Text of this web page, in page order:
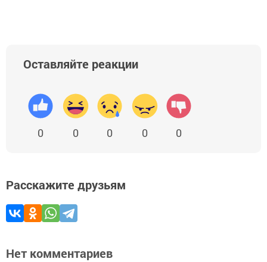
Оставляйте реакции
0 0 0 0 0
Расскажите друзьям
Нет комментариев